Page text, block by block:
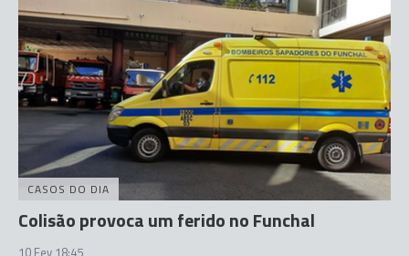
CASOS DO DIA
Colisão provoca um ferido no Funchal
10 Fev 18:45